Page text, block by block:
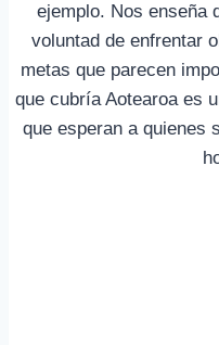
ejemplo. Nos enseña
voluntad de enfrentar
metas que parecen
que cubría Aotearoa es
que esperan a quienes